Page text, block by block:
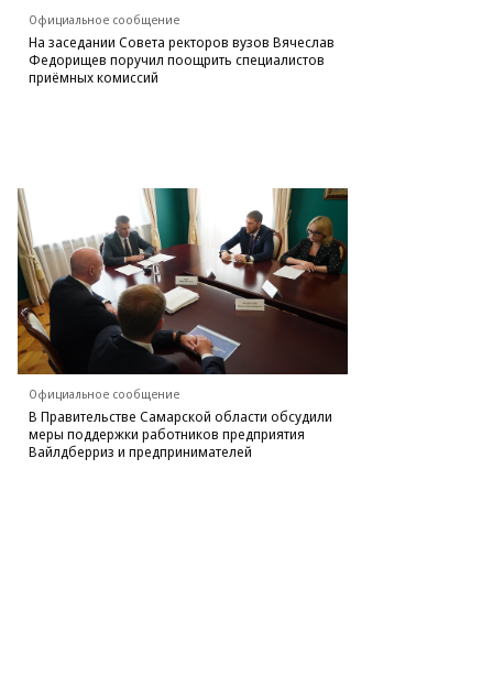
Официальное сообщение
На заседании Совета ректоров вузов Вячеслав
Федорищев поручил поощрить специалистов
приёмных комиссий
Официальное сообщение
В Правительстве Самарской области обсудили
меры поддержки работников предприятия
Вайлдберриз и предпринимателей